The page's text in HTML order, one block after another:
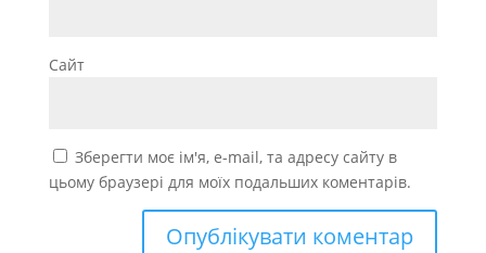
Сайт
Зберегти моє ім'я, e-mail, та адресу сайту в
цьому браузері для моїх подальших коментарів.